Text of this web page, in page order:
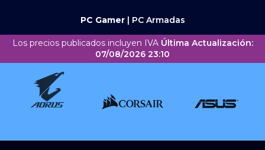
PC Gamer| PC Armadas
Los precios publicados incluyen IVA Última Actualización:
07/08/2026 23:10